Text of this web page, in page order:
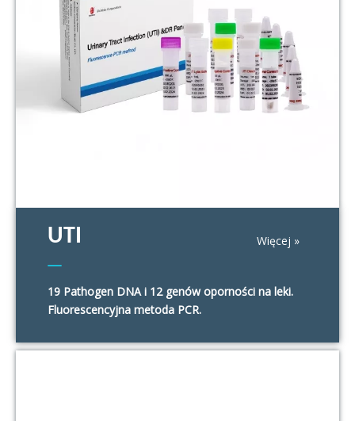
UTI Więcej »
19 Pathogen DNA i 12 genów oporności na leki.
Fluorescencyjna metoda PCR.